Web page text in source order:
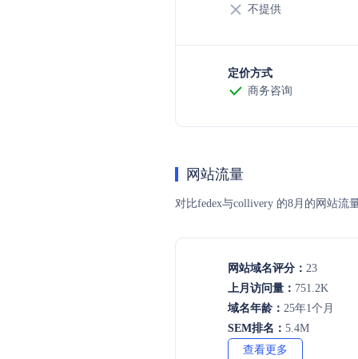
不提供
定价方式
商务咨询
网站流量
对比fedex与collivery 的8月的网站流
网站域名评分： 23
上月访问量： 751.2K
域名年龄： 25年1个月
SEM排名： 5.4M
查看更多